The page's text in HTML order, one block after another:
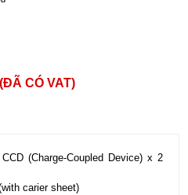
CÓ VAT)
(Charge-Coupled Device) x 2
carier sheet)